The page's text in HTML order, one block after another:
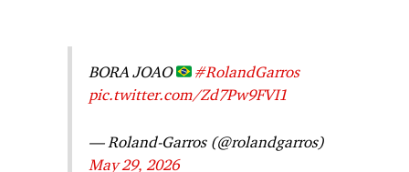
BORA JOAO
#RolandGarros
pic.twitter.com/Zd7Pw9FVI1
— Roland-Garros (@rolandgarros)
May 29, 2026